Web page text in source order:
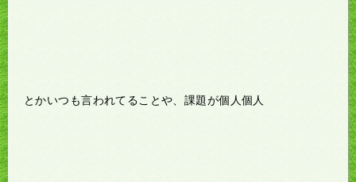
とかいつも言われてることや、課題が個人個人